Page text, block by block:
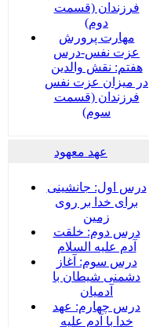
فرزندان (قسمت
دوم)
مهارت پرورش
عزت نفس-درس
هفتم: نقش والدین
در میزان عزت نفس
فرزندان (قسمت
سوم)
عهد معهود
درس اول: جانشینی
برای خدا بر روی
زمین
درس دوم: خلقت
آدم علیه السلام
درس سوم: آغاز
دشمنی شیطان با
آدمیان
درس چهارم: عهد
خدا با آدم علیه